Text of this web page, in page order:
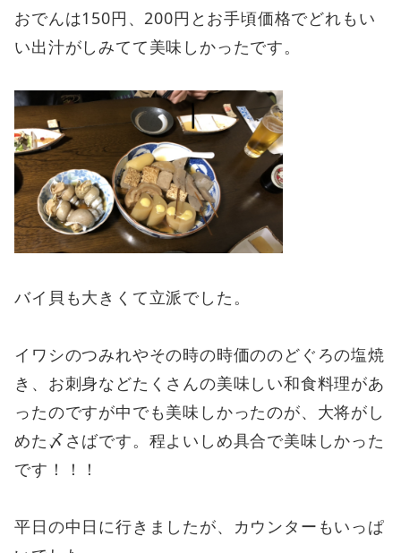
おでんは150円、200円とお手頃価格でどれもい
い出汁がしみてて美味しかったです。
バイ貝も大きくて立派でした。
イワシのつみれやその時の時価ののどぐろの塩焼
き、お刺身などたくさんの美味しい和食料理があ
ったのですが中でも美味しかったのが、大将がし
めた〆さばです。程よいしめ具合で美味しかった
です！！！
平日の中日に行きましたが、カウンターもいっぱ